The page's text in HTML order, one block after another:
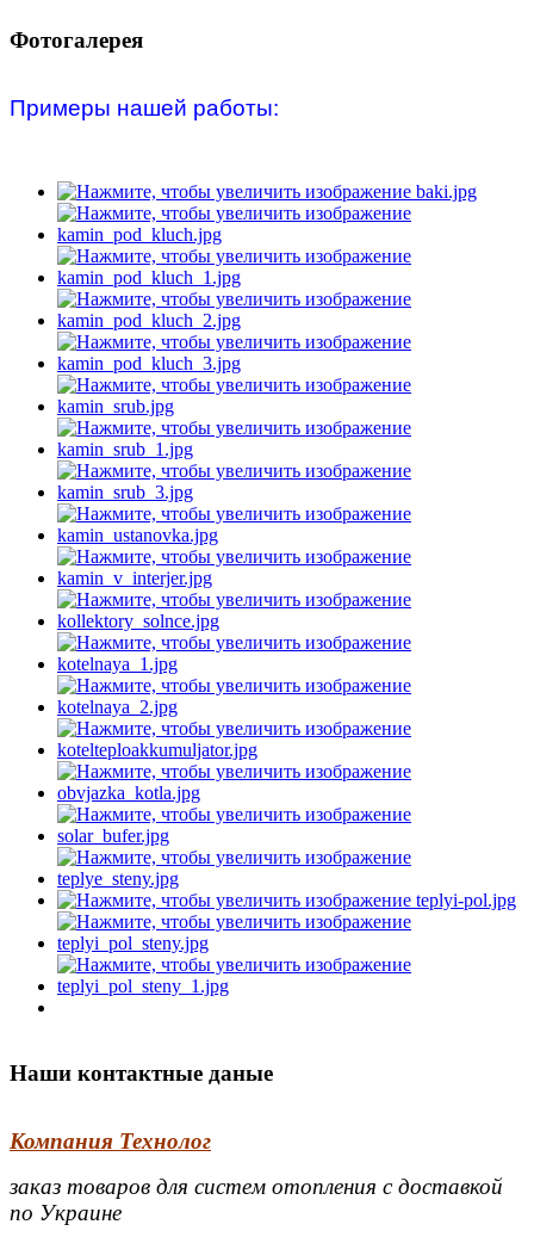
Фотогалерея
Примеры нашей работы:
Наши контактные даные
Компания Технолог
заказ товаров для систем отопления с доставкой
по Украине